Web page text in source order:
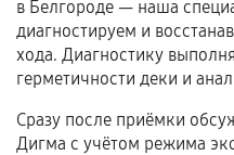
Документы для
Гарантийный талон.
в Белгороде — наша
диагностируем и
хода. Диагностику
герметичности деки и
Сразу после приёмки
Дигма с учётом режима